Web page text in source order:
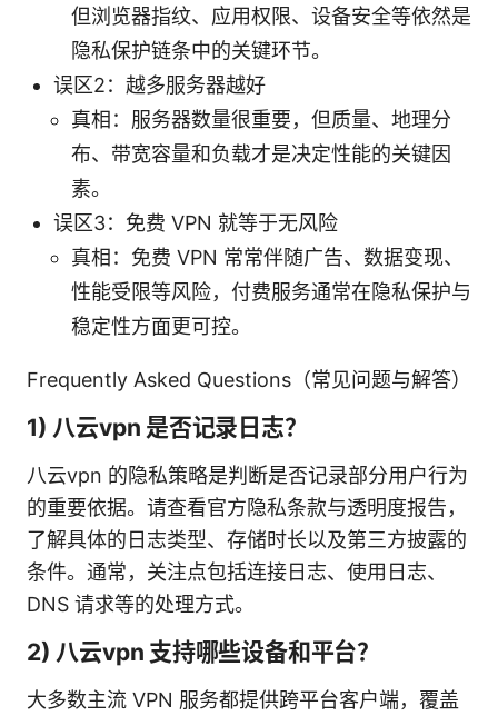
但浏览器指纹、应用权限、设备安全等依然是
隐私保护链条中的关键环节。
误区2：越多服务器越好
真相：服务器数量很重要，但质量、地理分
布、带宽容量和负载才是决定性能的关键因
素。
误区3：免费 VPN 就等于无风险
真相：免费 VPN 常常伴随广告、数据变现、
性能受限等风险，付费服务通常在隐私保护与
稳定性方面更可控。
Frequently Asked Questions（常见问题与解答）
1) 八云vpn 是否记录日志？
八云vpn 的隐私策略是判断是否记录部分用户行为
的重要依据。请查看官方隐私条款与透明度报告，
了解具体的日志类型、存储时长以及第三方披露的
条件。通常，关注点包括连接日志、使用日志、
DNS 请求等的处理方式。
2) 八云vpn 支持哪些设备和平台？
大多数主流 VPN 服务都提供跨平台客户端，覆盖